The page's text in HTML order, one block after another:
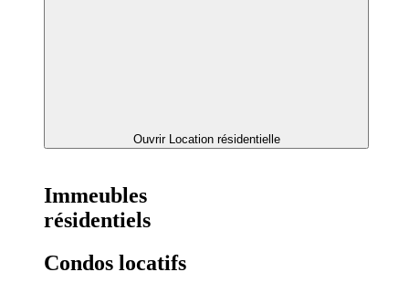
Ouvrir Location résidentielle
Immeubles
résidentiels
Condos locatifs